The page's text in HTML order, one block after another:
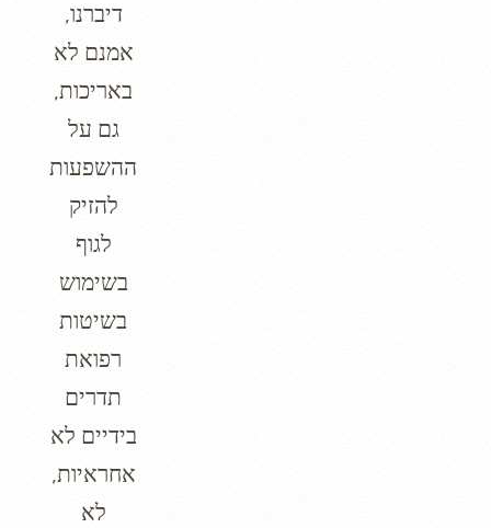
דיברנו,
אמנם לא
באריכות,
גם על
ההשפעות
להזיק
לגוף
בשימוש
בשיטות
רפואת
תדרים
בידיים לא
אחראיות,
לא